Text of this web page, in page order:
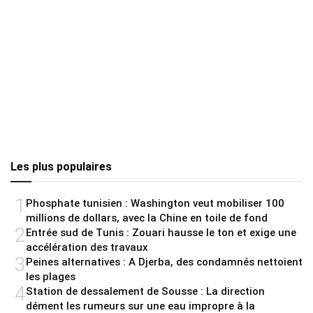
Les plus populaires
1 Phosphate tunisien : Washington veut mobiliser 100
millions de dollars, avec la Chine en toile de fond
2Entrée sud de Tunis : Zouari hausse le ton et exige une
accélération des travaux
3Peines alternatives : A Djerba, des condamnés nettoient
les plages
4Station de dessalement de Sousse : La direction
dément les rumeurs sur une eau impropre à la